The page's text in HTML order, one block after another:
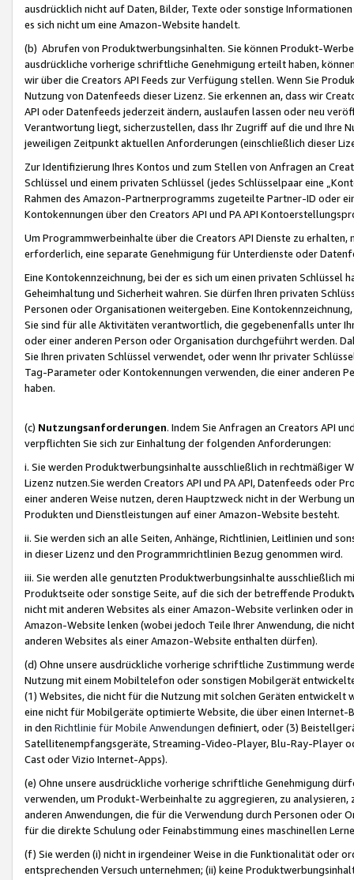
ausdrücklich nicht auf Daten, Bilder, Texte oder sonstige
es sich nicht um eine Amazon-Website handelt.
(b) Abrufen von Produktwerbungsinhalten. Sie können Produkt-
ausdrückliche vorherige schriftliche Genehmigung erteilt haben,
wir über die Creators API Feeds zur Verfügung stellen. Wenn Sie
Nutzung von Datenfeeds dieser Lizenz. Sie erkennen an, dass wir
API oder Datenfeeds jederzeit ändern, auslaufen lassen oder neu
Verantwortung liegt, sicherzustellen, dass Ihr Zugriff auf die und Ihre
jeweiligen Zeitpunkt aktuellen Anforderungen (einschließlich dieser
Zur Identifizierung Ihres Kontos und zum Stellen von Anfragen an
Schlüssel und einem privaten Schlüssel (jedes Schlüsselpaar eine
Rahmen des Amazon-Partnerprogramms zugeteilte Partner-ID oder
Kontokennungen über den Creators API und PA API
Um Programmwerbeinhalte über die Creators API Dienste zu
erforderlich, eine separate Genehmigung für Unterdienste oder
Eine Kontokennzeichnung, bei der es sich um einen privaten
Geheimhaltung und Sicherheit wahren. Sie dürfen Ihren privaten
Personen oder Organisationen weitergeben. Eine
Sie sind für alle Aktivitäten verantwortlich, die gegebenenfalls unter
oder einer anderen Person oder Organisation durchgeführt werden.
Sie Ihren privaten Schlüssel verwendet, oder wenn Ihr privater
Tag-Parameter oder Kontokennungen verwenden, die einer anderen
haben.
(c) Nutzungsanforderungen. Indem Sie Anfragen an Creators API
verpflichten Sie sich zur Einhaltung der folgenden Anforderungen:
i. Sie werden Produktwerbungsinhalte ausschließlich in rechtmäßiger
Lizenz nutzen.Sie werden Creators API und PA API, Datenfeeds oder
einer anderen Weise nutzen, deren Hauptzweck nicht in der Werbung
Produkten und Dienstleistungen auf einer Amazon-Website besteht.
ii. Sie werden sich an alle Seiten, Anhänge, Richtlinien, Leitlinien und
in dieser Lizenz und den Programmrichtlinien Bezug genommen wird.
iii. Sie werden alle genutzten Produktwerbungsinhalte ausschließlich
Produktseite oder sonstige Seite, auf die sich der betreffende
nicht mit anderen Websites als einer Amazon-Website verlinken oder
Amazon-Website lenken (wobei jedoch Teile Ihrer Anwendung, die
anderen Websites als einer Amazon-Website enthalten dürfen).
(d) Ohne unsere ausdrückliche vorherige schriftliche Zustimmung
Nutzung mit einem Mobiltelefon oder sonstigen Mobilgerät
(1) Websites, die nicht für die Nutzung mit solchen Geräten
eine nicht für Mobilgeräte optimierte Website, die über einen
in den Richtlinie für Mobile Anwendungen definiert, oder (3)
Satellitenempfangsgeräte, Streaming-Video-Player, Blu-Ray-Player
Cast oder Vizio Internet-Apps).
(e) Ohne unsere ausdrückliche vorherige schriftliche Genehmigung
verwenden, um Produkt-Werbeinhalte zu aggregieren, zu
anderen Anwendungen, die für die Verwendung durch Personen
für die direkte Schulung oder Feinabstimmung eines maschinellen
(f) Sie werden (i) nicht in irgendeiner Weise in die Funktionalität oder
entsprechenden Versuch unternehmen; (ii) keine